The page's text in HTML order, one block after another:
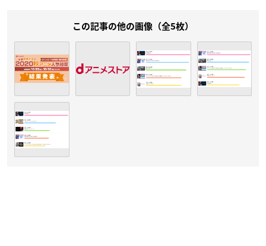
この記事の他の画像（全5枚）